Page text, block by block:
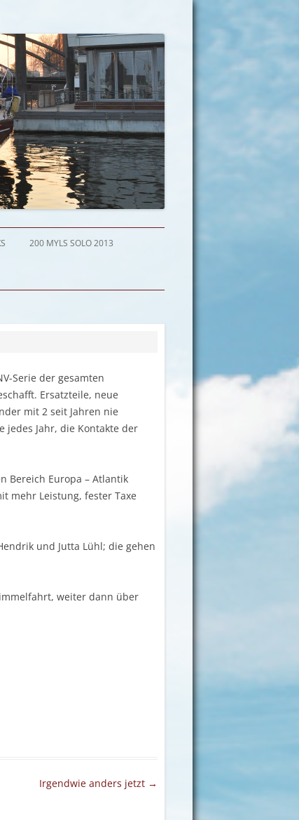
200 MYLS SOLO 2013
Serie der gesamten
Ersatzteile, neue
mit 2 seit Jahren nie
jedes Jahr, die Kontakte der
Bereich Europa – Atlantik
mehr Leistung, fester Taxe
und Jutta Lühl; die gehen
weiter dann über
Irgendwie anders jetzt →